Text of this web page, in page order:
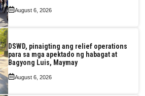
August 6, 2026
DSWD, pinaigting ang relief operations
para sa mga apektado ng habagat at
Bagyong Luis, Maymay
August 6, 2026